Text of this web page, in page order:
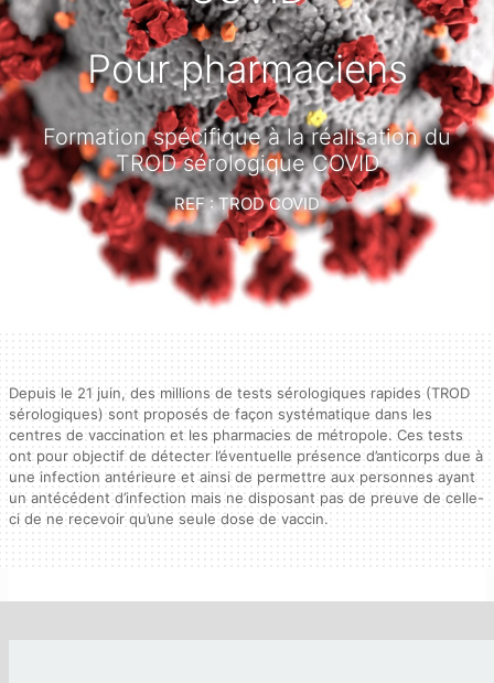
Pour pharmaciens
Formation spécifique à la réalisation du
TROD sérologique COVID
REF : TROD COVID
Depuis le 21 juin, des millions de tests sérologiques rapides (TROD
sérologiques) sont proposés de façon systématique dans les
centres de vaccination et les pharmacies de métropole. Ces tests
ont pour objectif de détecter l’éventuelle présence d’anticorps due à
une infection antérieure et ainsi de permettre aux personnes ayant
un antécédent d’infection mais ne disposant pas de preuve de celle-
ci de ne recevoir qu’une seule dose de vaccin.